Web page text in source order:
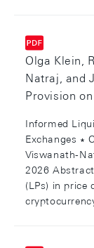
Olga Klein,
Natraj, and
Provision
Informed
Exchanges ∗
Viswanath-
2026
(LPs) in price